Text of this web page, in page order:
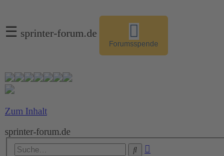
☰ sprinter-forum.de
Forumsspende
Zum Inhalt
sprinter-forum.de
Suche